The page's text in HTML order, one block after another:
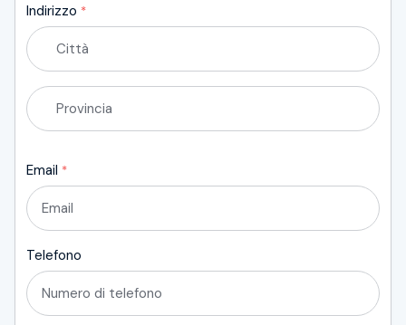
Indirizzo *
Città
Email *
Telefono